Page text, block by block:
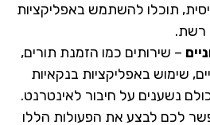
תוכלו להשתמש באפליקציות
רשת.
– שירותים כמו הזמנת תורים,
שימוש באפליקציות בנקאיות
נשענים על חיבור לאינטרנט.
לכם לבצע את הפעולות הללו